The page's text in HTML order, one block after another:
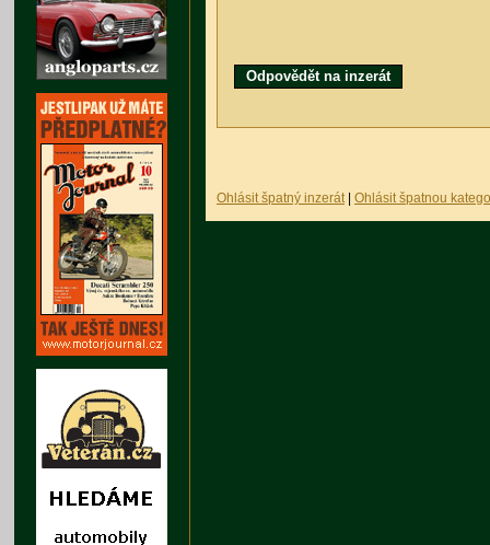
Odpovědět na inzerát
Ohlásit špatný inzerát Ohlásit špatnou